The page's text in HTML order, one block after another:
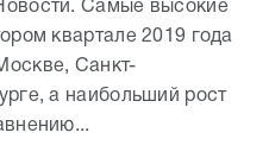
Самые высокие
квартале 2019 года
Санкт-
а наибольший рост